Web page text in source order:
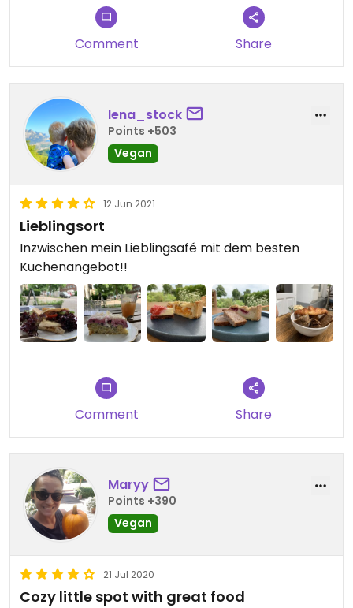
Comment Share
lena_stock
Points +503
Vegan
12 Jun 2021
Lieblingsort
Inzwischen mein Lieblingsafé mit dem besten
Kuchenangebot!!
Comment Share
Maryy
Points +390
Vegan
21 Jul 2020
Cozy little spot with great food